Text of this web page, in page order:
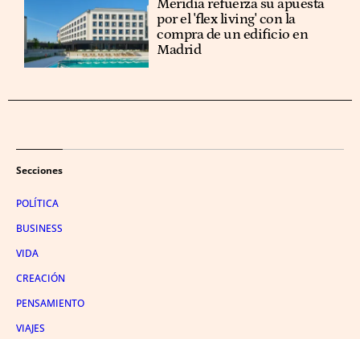
Meridia refuerza su apuesta
por el 'flex living' con la
compra de un edificio en
Madrid
Secciones
POLÍTICA
BUSINESS
VIDA
CREACIÓN
PENSAMIENTO
VIAJES